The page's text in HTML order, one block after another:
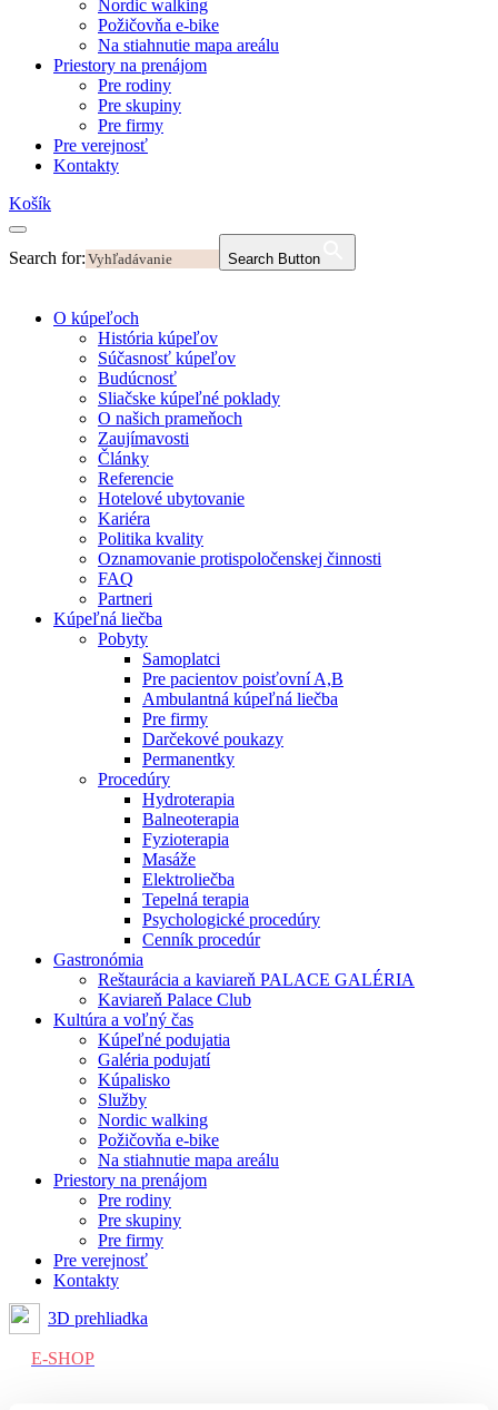
Nordic walking
Požičovňa e-bike
Na stiahnutie mapa areálu
Priestory na prenájom
Pre rodiny
Pre skupiny
Pre firmy
Pre verejnosť
Kontakty
Košík
Search for: Search Button
O kúpeľoch
História kúpeľov
Súčasnosť kúpeľov
Budúcnosť
Sliačske kúpeľné poklady
O našich prameňoch
Zaujímavosti
Články
Referencie
Hotelové ubytovanie
Kariéra
Politika kvality
Oznamovanie protispoločenskej činnosti
FAQ
Partneri
Kúpeľná liečba
Pobyty
Samoplatci
Pre pacientov poisťovní A,B
Ambulantná kúpeľná liečba
Pre firmy
Darčekové poukazy
Permanentky
Procedúry
Hydroterapia
Balneoterapia
Fyzioterapia
Masáže
Elektroliečba
Tepelná terapia
Psychologické procedúry
Cenník procedúr
Gastronómia
Reštaurácia a kaviareň PALACE GALÉRIA
Kaviareň Palace Club
Kultúra a voľný čas
Kúpeľné podujatia
Galéria podujatí
Kúpalisko
Služby
Nordic walking
Požičovňa e-bike
Na stiahnutie mapa areálu
Priestory na prenájom
Pre rodiny
Pre skupiny
Pre firmy
Pre verejnosť
Kontakty
3D prehliadka
E-SHOP